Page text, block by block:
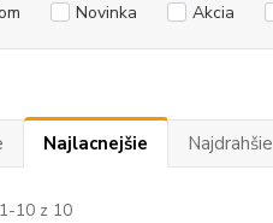
Novinka Akcia
Najlacnejšie Najdrahšie
10 z 10